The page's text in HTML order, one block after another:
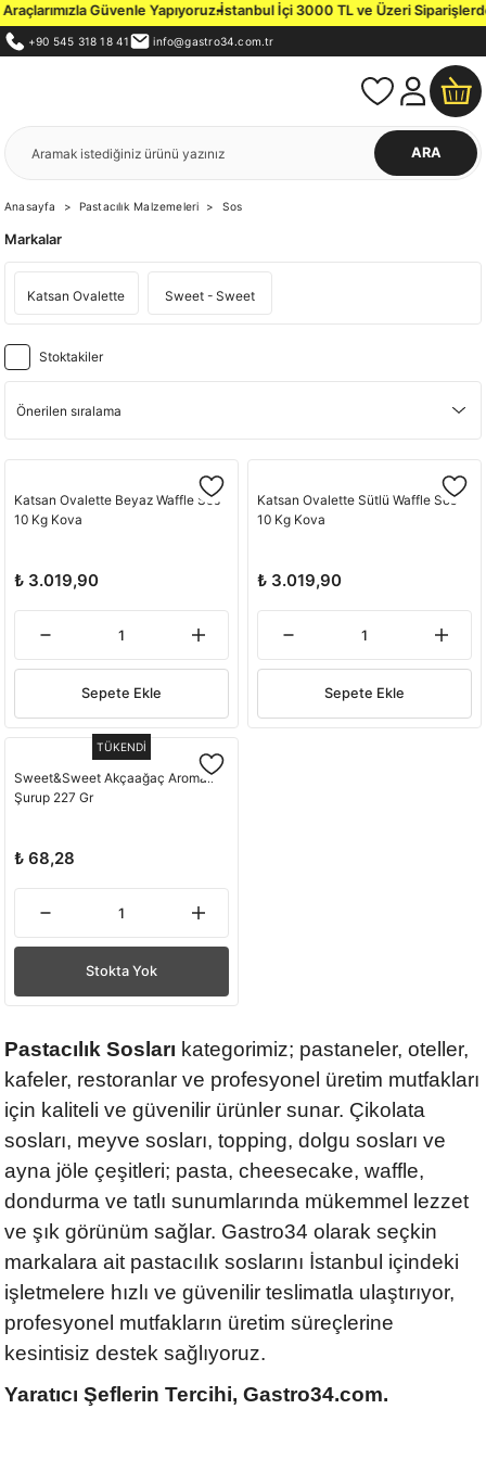
Güvenle Yapıyoruz.İstanbul İçi 3000 TL ve Üzeri Siparişlerde
+90 545 318 18 41 info@gastro34.com.tr
ARA
Anasayfa Pastacılık Malzemeleri Sos
Markalar
Katsan Ovalette Sweet - Sweet
Stoktakiler
Katsan Ovalette Beyaz Waffle Sos
10 Kg Kova
₺ 3.019,90
Sepete Ekle
Katsan Ovalette Sütlü Waffle Sos
10 Kg Kova
₺ 3.019,90
Sepete Ekle
TÜKENDİ
Sweet&Sweet Akçaağaç Aromalı
Şurup 227 Gr
₺ 68,28
Stokta Yok
Pastacılık Sosları kategorimiz; pastaneler, oteller,
kafeler, restoranlar ve profesyonel üretim mutfakları
için kaliteli ve güvenilir ürünler sunar. Çikolata
sosları, meyve sosları, topping, dolgu sosları ve
ayna jöle çeşitleri; pasta, cheesecake, waffle,
dondurma ve tatlı sunumlarında mükemmel lezzet
ve şık görünüm sağlar. Gastro34 olarak seçkin
markalara ait pastacılık soslarını İstanbul içindeki
işletmelere hızlı ve güvenilir teslimatla ulaştırıyor,
profesyonel mutfakların üretim süreçlerine
kesintisiz destek sağlıyoruz.
Yaratıcı Şeflerin Tercihi, Gastro34.com.